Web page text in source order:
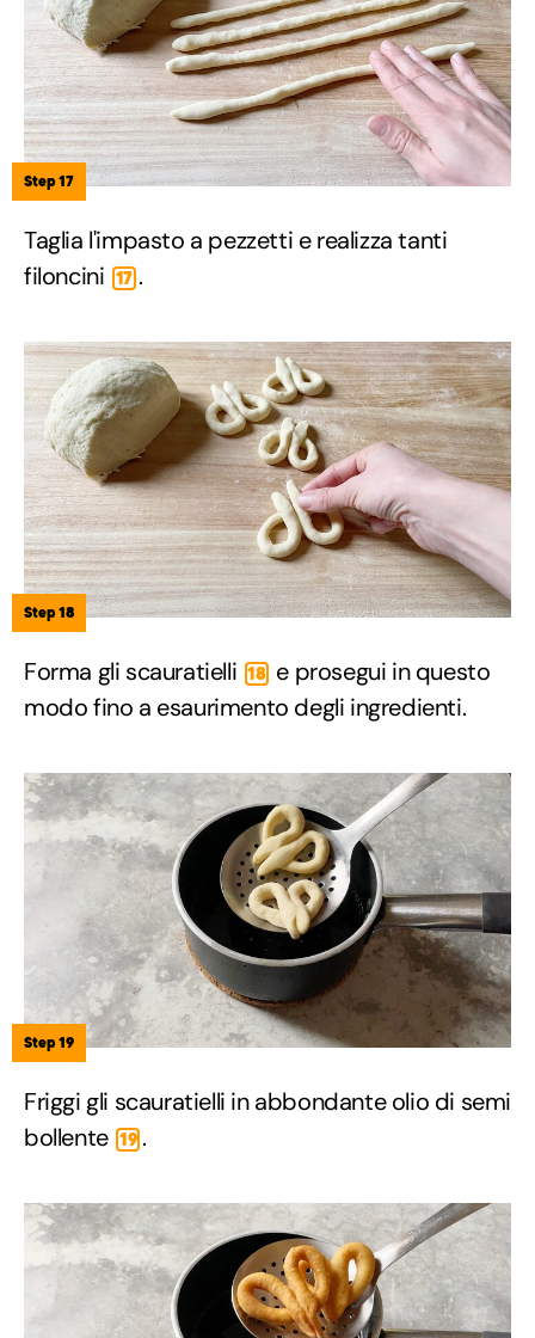
Step 17
Taglia l'impasto a pezzetti e realizza tanti
filoncini 17 .
Step 18
Forma gli scauratielli 18 e prosegui in questo
modo fino a esaurimento degli ingredienti.
Step 19
Friggi gli scauratielli in abbondante olio di semi
bollente 19 .